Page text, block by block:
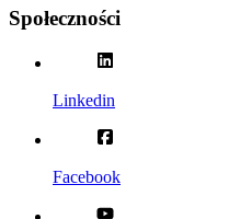
Społeczności
Linkedin
Facebook